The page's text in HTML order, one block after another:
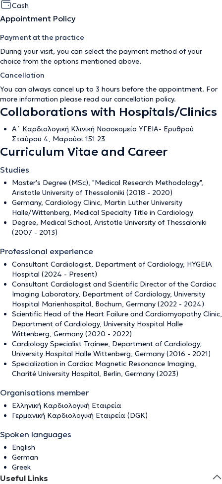
Cash
Appointment Policy
Payment at the practice
During your visit, you can select the payment method of your
choice from the options mentioned above.
Cancellation
You can always cancel up to 3 hours before the appointment. For
more information please read our cancellation policy.
Collaborations with Hospitals/Clinics
Α´ Καρδιολογική Κλινική Νοσοκομείο ΥΓΕΙΑ- Ερυθρού
Σταύρου 4, Μαρούσι 151 23
Curriculum Vitae and Career
Studies
Master's Degree (MSc), "Medical Research Methodology",
Aristotle University of Thessaloniki (2018 - 2020)
Germany, Cardiology Clinic, Martin Luther University
Halle/Wittenberg, Medical Specialty Title in Cardiology
Degree, Medical School, Aristotle University of Thessaloniki
(2007 - 2013)
Professional experience
Consultant Cardiologist, Department of Cardiology, HYGEIA
Hospital (2024 - Present)
Consultant Cardiologist and Scientific Director of the Cardiac
Imaging Laboratory, Department of Cardiology, University
Hospital Marienhospital, Bochum, Germany (2022 - 2024)
Scientific Head of the Heart Failure and Cardiomyopathy Clinic,
Department of Cardiology, University Hospital Halle
Wittenberg, Germany (2020 - 2022)
Cardiology Specialist Trainee, Department of Cardiology,
University Hospital Halle Wittenberg, Germany (2016 - 2021)
Specialization in Cardiac Magnetic Resonance Imaging,
Charité University Hospital, Berlin, Germany (2023)
Organisations member
Ελληνική Καρδιολογική Εταιρεία
Γερμανική Καρδιολογική Εταιρεία (DGK)
Spoken languages
English
German
Greek
Useful Links